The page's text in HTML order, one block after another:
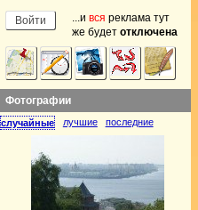
...и вся реклама тут
же будет отключена
Фотографии
случайные лучшие последние